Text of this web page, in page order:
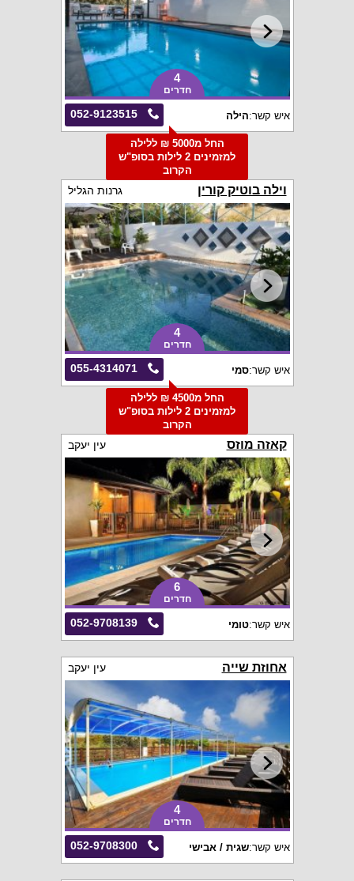
4
חדרים
052-9123515 איש קשר:הילה
החל מ5000 ₪ ללילה
למזמינים 2 לילות בסופ"ש
הקרוב
וילה בוטיק קורין גרנות הגליל
4
חדרים
055-4314071 איש קשר:סמי
החל מ4500 ₪ ללילה
למזמינים 2 לילות בסופ"ש
הקרוב
קאזה מוזס עין יעקב
6
חדרים
052-9708139 איש קשר:טומי
אחוזת שייה עין יעקב
4
חדרים
052-9708300 איש קשר:שגית / אבישי